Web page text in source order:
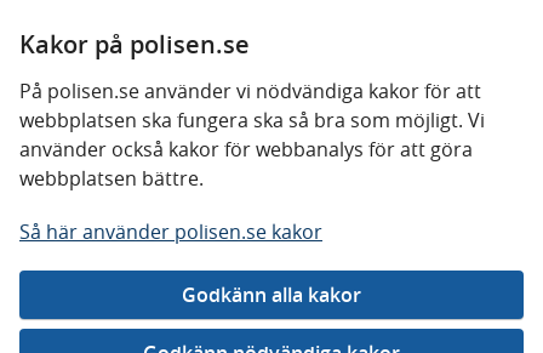
Kakor på polisen.se
På polisen.se använder vi nödvändiga kakor för att
webbplatsen ska fungera ska så bra som möjligt. Vi
använder också kakor för webbanalys för att göra
webbplatsen bättre.
Så här använder polisen.se kakor